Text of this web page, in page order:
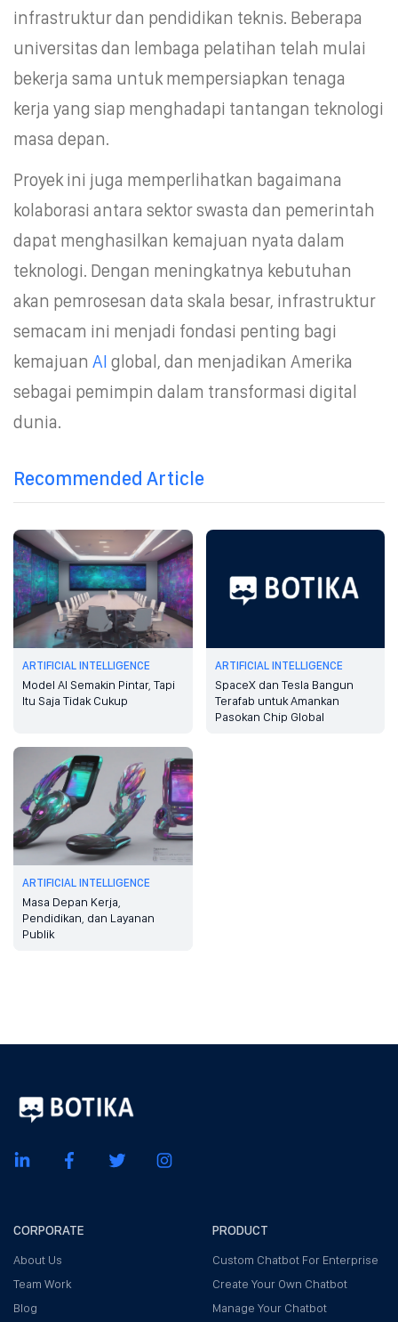
infrastruktur dan pendidikan teknis. Beberapa
universitas dan lembaga pelatihan telah mulai
bekerja sama untuk mempersiapkan tenaga
kerja yang siap menghadapi tantangan teknologi
masa depan.
Proyek ini juga memperlihatkan bagaimana
kolaborasi antara sektor swasta dan pemerintah
dapat menghasilkan kemajuan nyata dalam
teknologi. Dengan meningkatnya kebutuhan
akan pemrosesan data skala besar, infrastruktur
semacam ini menjadi fondasi penting bagi
kemajuan AI global, dan menjadikan Amerika
sebagai pemimpin dalam transformasi digital
dunia.
Recommended Article
ARTIFICIAL INTELLIGENCE
Model AI Semakin Pintar, Tapi
Itu Saja Tidak Cukup
ARTIFICIAL INTELLIGENCE
SpaceX dan Tesla Bangun
Terafab untuk Amankan
Pasokan Chip Global
ARTIFICIAL INTELLIGENCE
Masa Depan Kerja,
Pendidikan, dan Layanan
Publik
CORPORATE
About Us
Team Work
Blog
PRODUCT
Custom Chatbot For Enterprise
Create Your Own Chatbot
Manage Your Chatbot